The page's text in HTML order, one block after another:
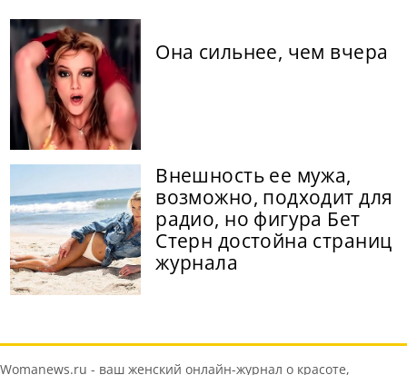
Она сильнее, чем вчера
Внешность ее мужа,
возможно, подходит для
радио, но фигура Бет
Стерн достойна страниц
журнала
Womanews.ru - ваш женский онлайн-журнал о красоте,